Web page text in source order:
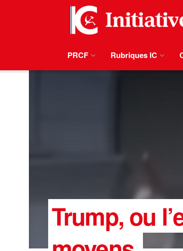
PRCF Rubriques IC
Trump, ou